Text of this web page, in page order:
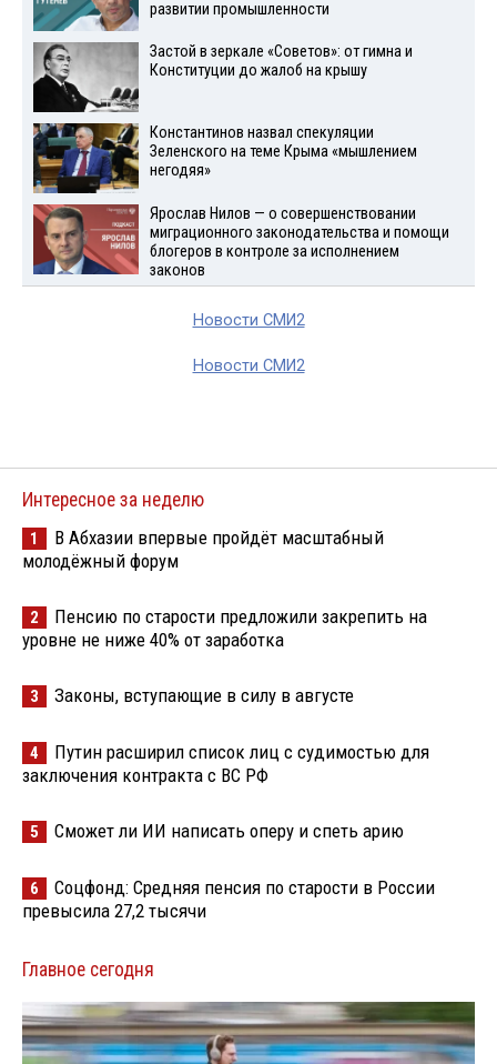
развитии промышленности
Застой в зеркале «Советов»: от гимна и
Конституции до жалоб на крышу
Константинов назвал спекуляции
Зеленского на теме Крыма «мышлением
негодяя»
Ярослав Нилов — о совершенствовании
миграционного законодательства и помощи
блогеров в контроле за исполнением
законов
Новости СМИ2
Новости СМИ2
Интересное за неделю
1
В Абхазии впервые пройдёт масштабный
молодёжный форум
2
Пенсию по старости предложили закрепить на
уровне не ниже 40% от заработка
3 Законы, вступающие в силу в августе
4
Путин расширил список лиц с судимостью для
заключения контракта с ВС РФ
5 Сможет ли ИИ написать оперу и спеть арию
6
Соцфонд: Средняя пенсия по старости в России
превысила 27,2 тысячи
Главное сегодня